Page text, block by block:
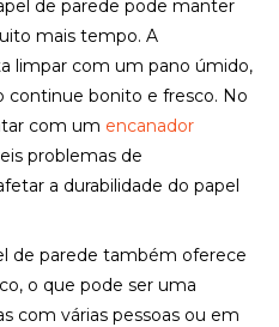
de parede pode manter
mais tempo. A
limpar com um pano úmido,
continue bonito e fresco. No
com um encanador
problemas de
a durabilidade do papel
de parede também oferece
o que pode ser uma
com várias pessoas ou em